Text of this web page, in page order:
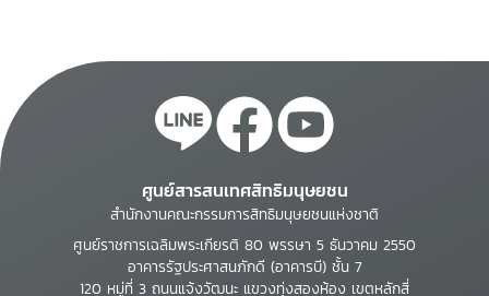
ศูนย์สารสนเทศสิทธิมนุษยชน
สำนักงานคณะกรรมการสิทธิมนุษยชนแห่งชาติ
ศูนย์ราชการเฉลิมพระเกียรติ 80 พรรษา 5 ธันวาคม 2550
อาคารรัฐประศาสนภักดี (อาคารบี) ชั้น 7
120 หมู่ที่ 3 ถนนแจ้งวัฒนะ แขวงทุ่งสองห้อง เขตหลักสี่